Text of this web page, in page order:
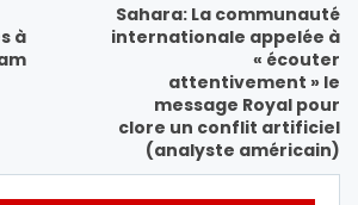
à
Sahara: La communauté
internationale appelée à
« écouter
attentivement » le
message Royal pour
clore un conflit artificiel
(analyste américain)